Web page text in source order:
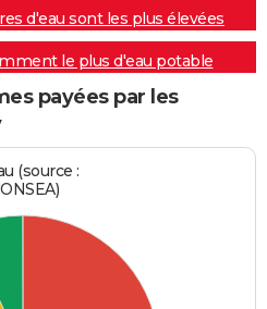
d'eau sont les plus élevées
le plus d'eau potable
payées par les
(source :